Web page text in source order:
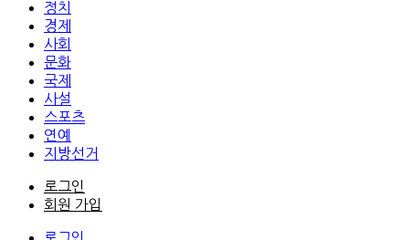
정치
경제
사회
문화
국제
사설
스포츠
연예
지방선거
로그인
회원 가입